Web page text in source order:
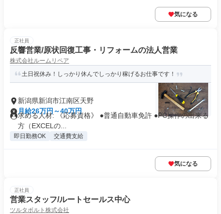
気になる
正社員
反響営業/原状回復工事・リフォームの法人営業
株式会社ルームリペア
土日祝休み！しっかり休んでしっかり稼げるお仕事です！
新潟県新潟市江南区天野
月給26万円～40万円
求める人材: 《応募資格》 ●普通自動車免許 ●PC操作の出来る
方（EXCELの...
即日勤務OK 交通費支給
気になる
正社員
営業スタッフ/ルートセールス中心
ツルタボルト株式会社